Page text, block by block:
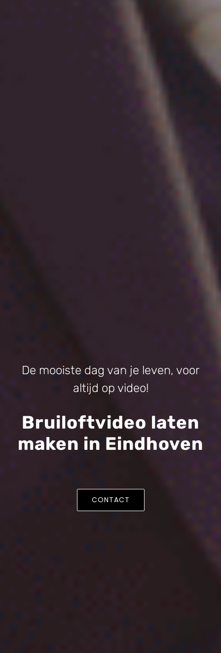
De mooiste dag van je leven, voor
altijd op video!
Bruiloftvideo laten
maken in Eindhoven
CONTACT